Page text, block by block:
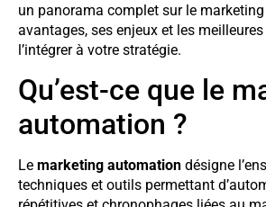
un panorama complet sur le
avantages, ses enjeux et les
l’intégrer à votre stratégie.
Qu’est-ce que le
automation ?
Le marketing automation désigne
techniques et outils permettant